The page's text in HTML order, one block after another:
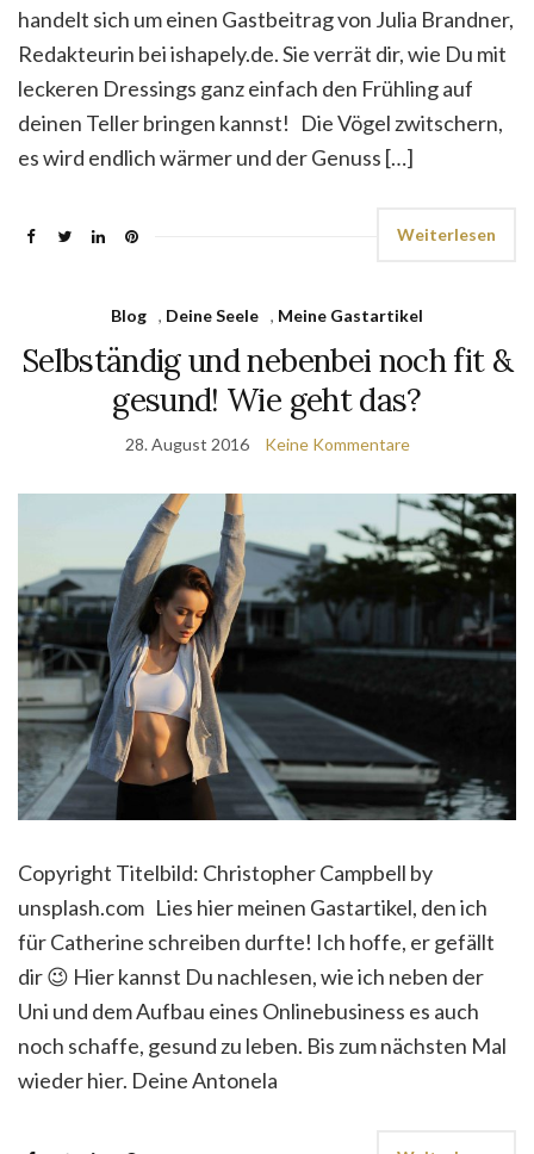
handelt sich um einen Gastbeitrag von Julia Brandner,
Redakteurin bei ishapely.de. Sie verrät dir, wie Du mit
leckeren Dressings ganz einfach den Frühling auf
deinen Teller bringen kannst! Die Vögel zwitschern,
es wird endlich wärmer und der Genuss […]
Weiterlesen
Blog , Deine Seele , Meine Gastartikel
Selbständig und nebenbei noch fit &
gesund! Wie geht das?
28. August 2016 Keine Kommentare
Copyright Titelbild: Christopher Campbell by
unsplash.com Lies hier meinen Gastartikel, den ich
für Catherine schreiben durfte! Ich hoffe, er gefällt
dir 😉 Hier kannst Du nachlesen, wie ich neben der
Uni und dem Aufbau eines Onlinebusiness es auch
noch schaffe, gesund zu leben. Bis zum nächsten Mal
wieder hier. Deine Antonela